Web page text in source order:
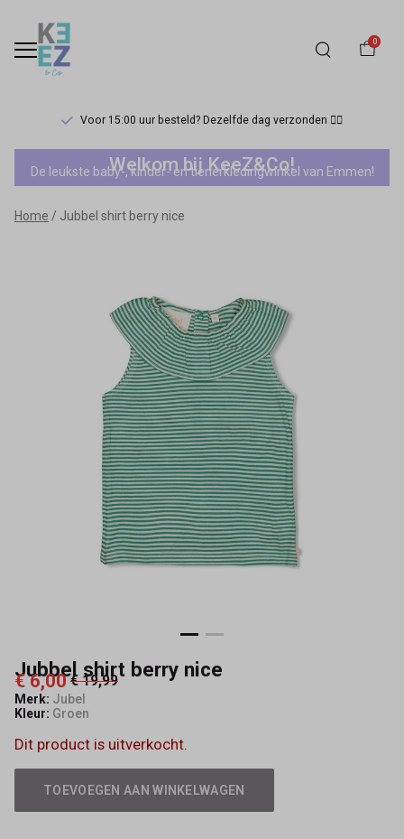
0
Voor 15:00 uur besteld? Dezelfde dag verzonden 🏃‍♀️
Jubbel
shirt
berry
Keez&Co
Welkom bij KeeZ&Co!
De leukste baby-, kinder- en tienerkledingwinkel van Emmen!
Home Jubbel shirt berry nice
Jubbel shirt berry nice
€ 6,00 € 19,99
Merk: Jubel
Kleur: Groen
Dit product is uitverkocht.
TOEVOEGEN AAN WINKELWAGEN